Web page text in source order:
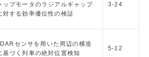
ップモータのラジアルギャップ
対する効率優位性の検証
3-24
センサを用いた周辺の構造
基づく列車の絶対位置検知
5-12